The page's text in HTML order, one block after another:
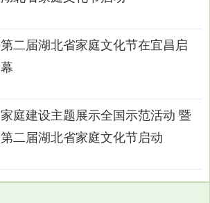
第二届湖北省家庭文化节在宜昌启
幕
家庭建设主题展示全国示范活动 暨
第二届湖北省家庭文化节启动